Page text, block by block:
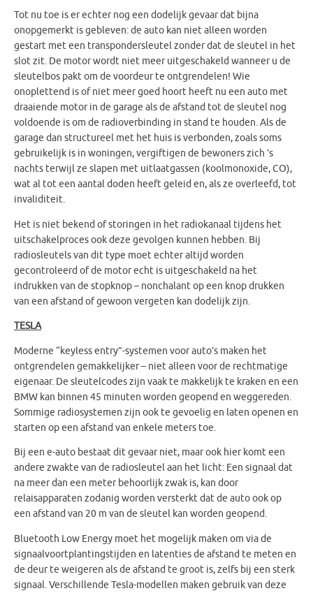
Tot nu toe is er echter nog een dodelijk gevaar dat bijna
onopgemerkt is gebleven: de auto kan niet alleen worden
gestart met een transpondersleutel zonder dat de sleutel in het
slot zit. De motor wordt niet meer uitgeschakeld wanneer u de
sleutelbos pakt om de voordeur te ontgrendelen! Wie
onoplettend is of niet meer goed hoort heeft nu een auto met
draaiende motor in de garage als de afstand tot de sleutel nog
voldoende is om de radioverbinding in stand te houden. Als de
garage dan structureel met het huis is verbonden, zoals soms
gebruikelijk is in woningen, vergiftigen de bewoners zich ’s
nachts terwijl ze slapen met uitlaatgassen (koolmonoxide, CO),
wat al tot een aantal doden heeft geleid en, als ze overleefd, tot
invaliditeit.
Het is niet bekend of storingen in het radiokanaal tijdens het
uitschakelproces ook deze gevolgen kunnen hebben. Bij
radiosleutels van dit type moet echter altijd worden
gecontroleerd of de motor echt is uitgeschakeld na het
indrukken van de stopknop – nonchalant op een knop drukken
van een afstand of gewoon vergeten kan dodelijk zijn.
TESLA
Moderne “keyless entry”-systemen voor auto’s maken het
ontgrendelen gemakkelijker – niet alleen voor de rechtmatige
eigenaar. De sleutelcodes zijn vaak te makkelijk te kraken en een
BMW kan binnen 45 minuten worden geopend en weggereden.
Sommige radiosystemen zijn ook te gevoelig en laten openen en
starten op een afstand van enkele meters toe.
Bij een e-auto bestaat dit gevaar niet, maar ook hier komt een
andere zwakte van de radiosleutel aan het licht: Een signaal dat
na meer dan een meter behoorlijk zwak is, kan door
relaisapparaten zodanig worden versterkt dat de auto ook op
een afstand van 20 m van de sleutel kan worden geopend.
Bluetooth Low Energy moet het mogelijk maken om via de
signaalvoortplantingstijden en latenties de afstand te meten en
de deur te weigeren als de afstand te groot is, zelfs bij een sterk
signaal. Verschillende Tesla-modellen maken gebruik van deze